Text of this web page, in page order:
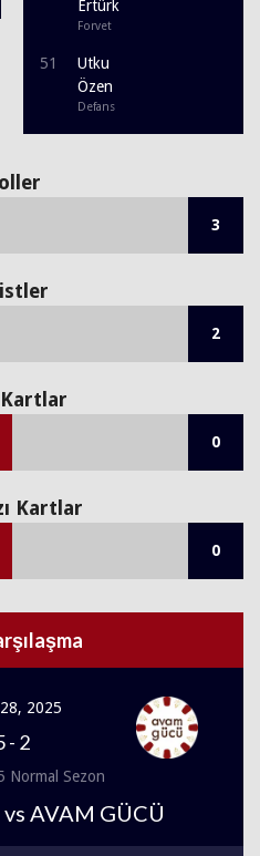
Ertürk
Forvet
51
Utku
Özen
Defans
3
2
Kartlar
0
Kartlar
0
2025
- 2
Normal Sezon
AVAM GÜCÜ